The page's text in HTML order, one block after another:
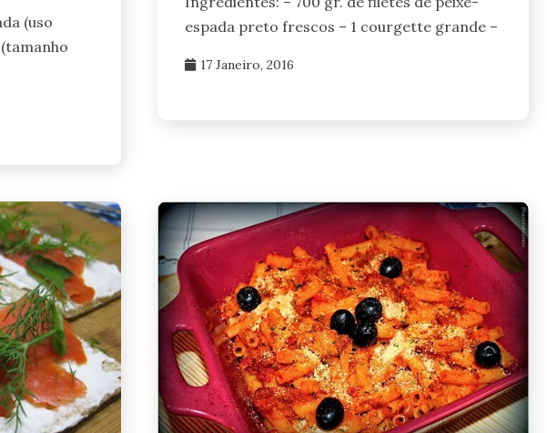
(uso
espada preto frescos – 1 courgette grande –
17 Janeiro, 2016